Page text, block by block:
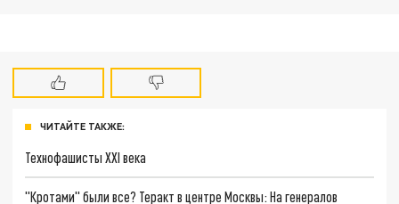
ЧИТАЙТЕ ТАКЖЕ:
Технофашисты XXI века
"Кротами" были все? Теракт в центре Москвы: На генералов